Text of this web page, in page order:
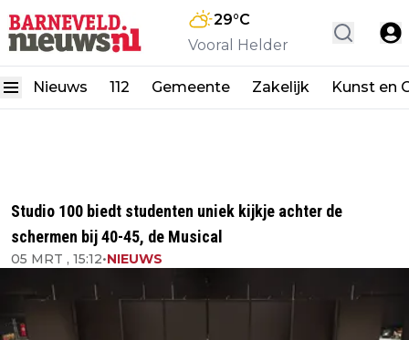
29°C
Vooral Helder
Nieuws 112 Gemeente Zakelijk Kunst en
Studio 100 biedt studenten uniek kijkje achter de
schermen bij 40-45, de Musical
05 MRT , 15:12•NIEUWS